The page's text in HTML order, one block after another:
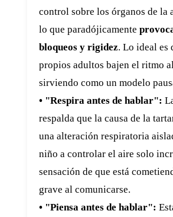
control sobre los órganos de la
lo que paradójicamente
bloqueos y rigidez. Lo ideal es
propios adultos bajen el ritmo
sirviendo como un modelo
• "Respira antes de hablar":
respalda que la causa de la
una alteración respiratoria
niño a controlar el aire solo
sensación de que está
grave al comunicarse.
• "Piensa antes de hablar":